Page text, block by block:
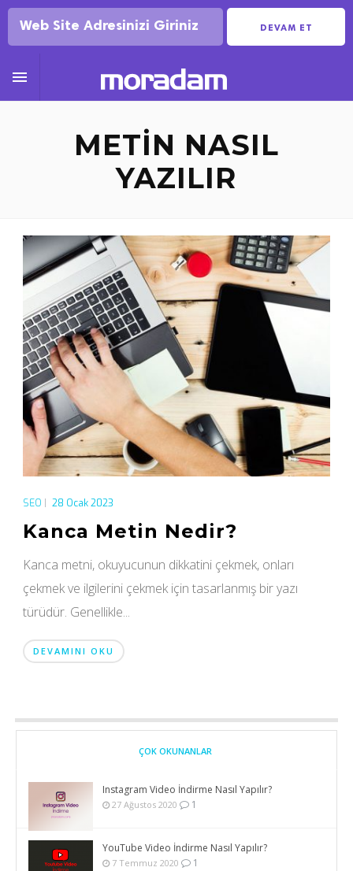
DEVAM ET

METIN NASIL
YAZILIR
SEO 28 Ocak 2023
Kanca Metin Nedir?
Kanca metni, okuyucunun dikkatini çekmek, onları
çekmek ve ilgilerini çekmek için tasarlanmış bir yazı
türüdür. Genellikle...
DEVAMINI OKU
ÇOK OKUNANLAR
Instagram Video İndirme Nasıl Yapılır?
27 Ağustos 2020 1
YouTube Video İndirme Nasıl Yapılır?
7 Temmuz 2020 1